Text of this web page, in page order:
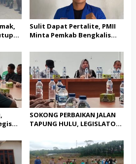
Sulit Dapat Pertalite, PMII
Minta Pemkab Bengkalis
SOKONG PERBAIKAN JALAN
TAPUNG HULU, LEGISLATOR
GEBRAK MEJA MUSYARAHAH:
“JANGAN BANYAK TEORI,
KITA BUTUH AKSI NYATA!”